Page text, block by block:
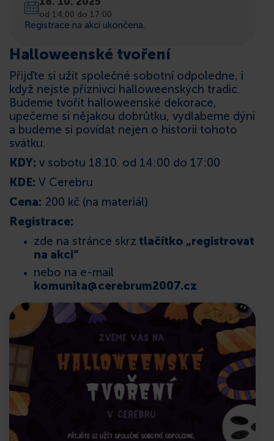
KONTAKT
od 14:00 do 17:00
Registrace na akci ukončena.
Halloweenské tvoření
Přijďte si užít společné sobotní odpoledne, i
když nejste příznivci halloweenských tradic.
Budeme tvořit halloweenské dekorace,
upečeme si nějakou dobrůtku, vydlabeme dýni
a budeme si povídat nejen o historii tohoto
svátku.
KDY: v sobotu 18.10. od 14:00 do 17:00
KDE: V Cerebru
Cena: 200 kč (na materiál)
Registrace:
zde na stránce skrz tlačítko „registrovat
na akci“
nebo na e-mail
komunita@cerebrum2007.cz